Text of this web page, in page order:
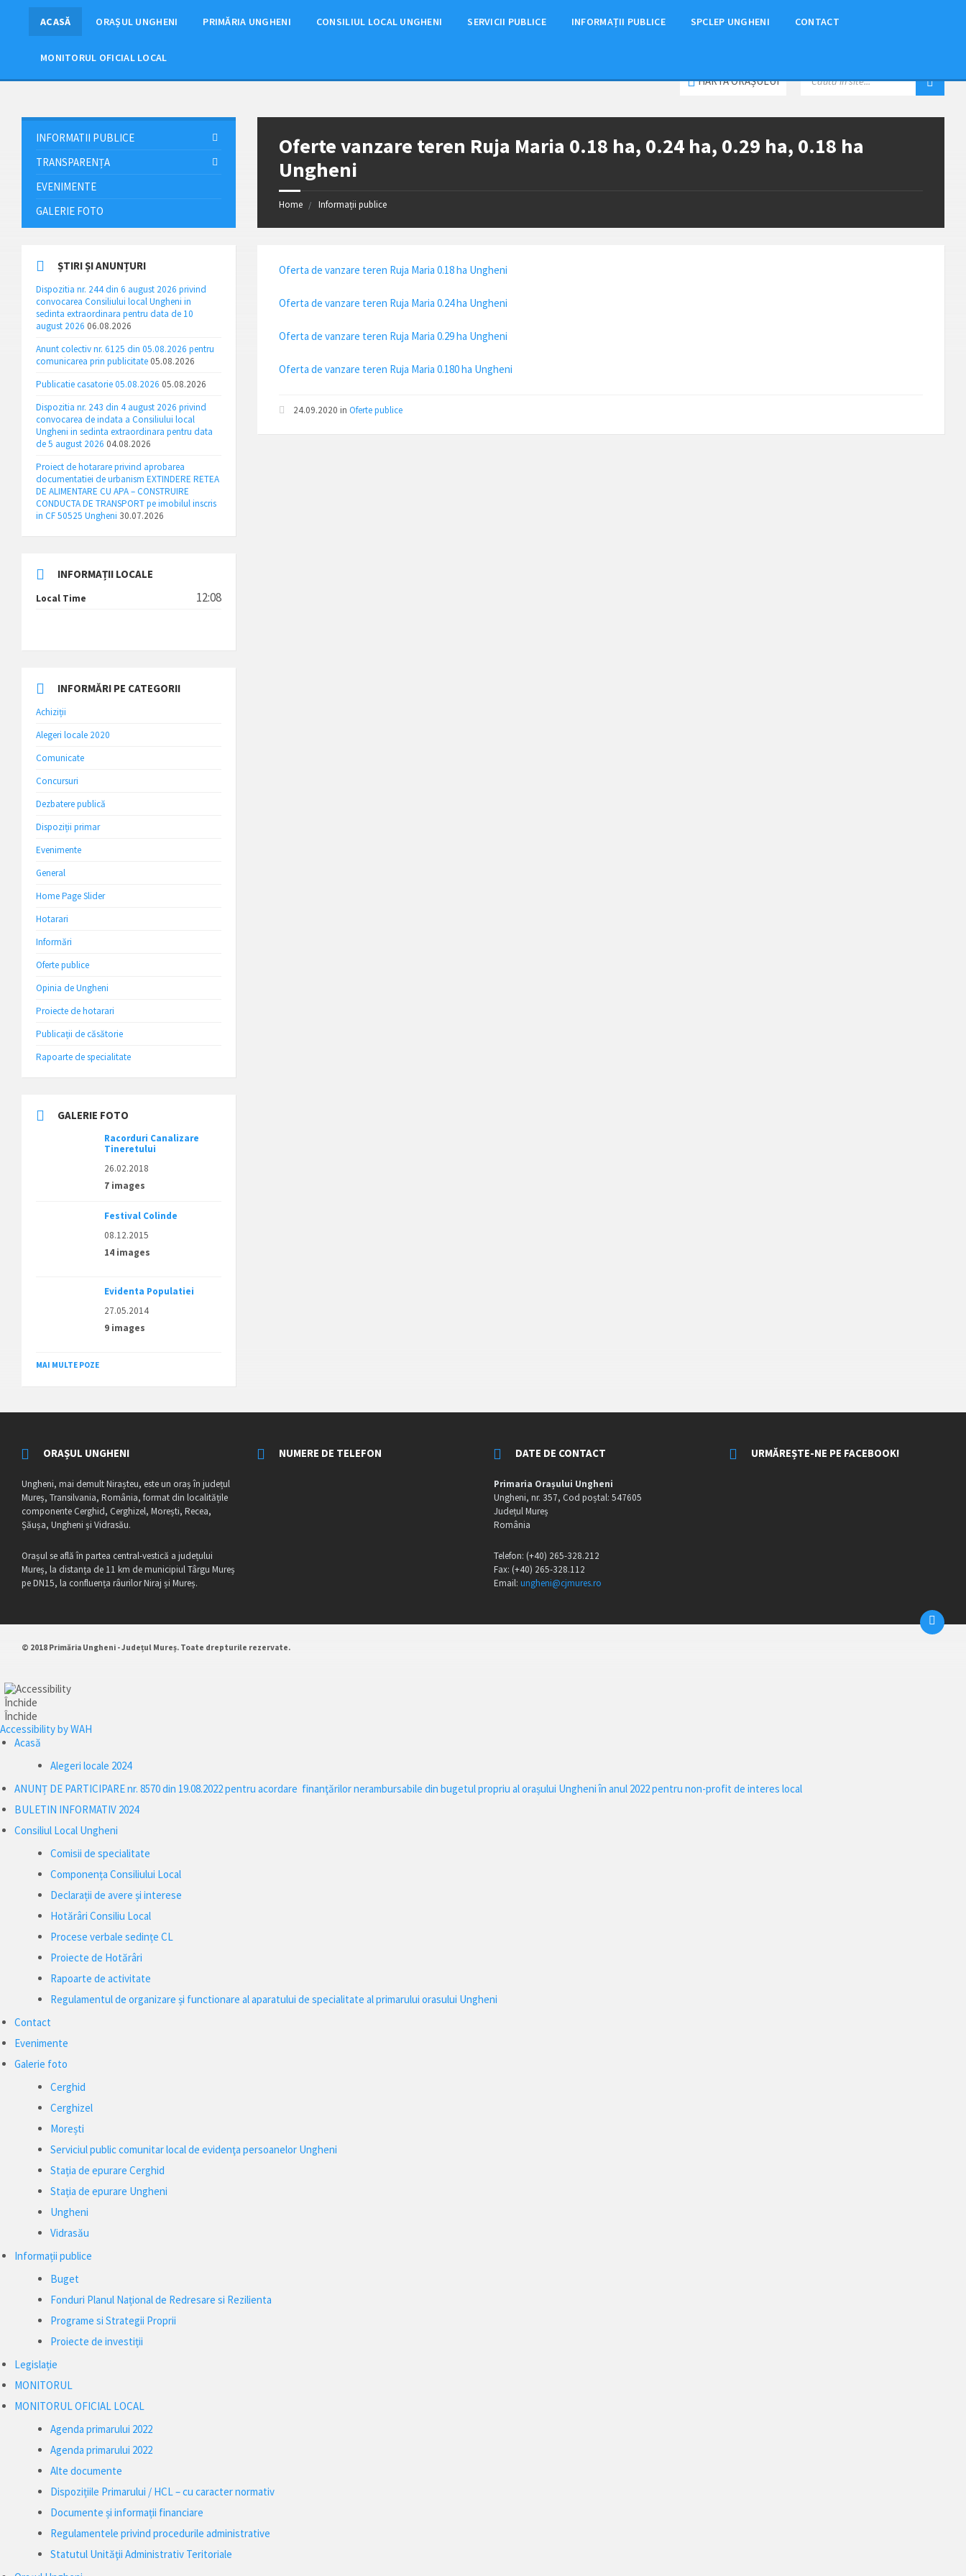
ACASĂ ORAȘUL UNGHENI PRIMĂRIA UNGHENI CONSILIUL LOCAL UNGHENI SERVICII PUBLICE INFORMAȚII PUBLICE SPCLEP UNGHENI CONTACT
MONITORUL OFICIAL LOCAL
HARTA ORAȘULUI
Oferte vanzare teren Ruja Maria 0.18 ha, 0.24 ha, 0.29 ha, 0.18 ha
Ungheni
Home Informații publice
Oferta de vanzare teren Ruja Maria 0.18 ha Ungheni
Oferta de vanzare teren Ruja Maria 0.24 ha Ungheni
Oferta de vanzare teren Ruja Maria 0.29 ha Ungheni
Oferta de vanzare teren Ruja Maria 0.180 ha Ungheni
24.09.2020inOferte publice
INFORMATII PUBLICE
TRANSPARENȚA
EVENIMENTE
GALERIE FOTO
ȘTIRI ȘI ANUNȚURI
Dispozitia nr. 244 din 6 august 2026 privind
convocarea Consiliului local Ungheni in
sedinta extraordinara pentru data de 10
august 2026 06.08.2026
Anunt colectiv nr. 6125 din 05.08.2026 pentru
comunicarea prin publicitate 05.08.2026
Publicatie casatorie 05.08.2026 05.08.2026
Dispozitia nr. 243 din 4 august 2026 privind
convocarea de indata a Consiliului local
Ungheni in sedinta extraordinara pentru data
de 5 august 2026 04.08.2026
Proiect de hotarare privind aprobarea
documentatiei de urbanism EXTINDERE RETEA
DE ALIMENTARE CU APA – CONSTRUIRE
CONDUCTA DE TRANSPORT pe imobilul inscris
in CF 50525 Ungheni 30.07.2026
INFORMAȚII LOCALE
Local Time 12:08
INFORMĂRI PE CATEGORII
Achiziții
Alegeri locale 2020
Comunicate
Concursuri
Dezbatere publică
Dispoziții primar
Evenimente
General
Home Page Slider
Hotarari
Informări
Oferte publice
Opinia de Ungheni
Proiecte de hotarari
Publicații de căsătorie
Rapoarte de specialitate
GALERIE FOTO
Racorduri Canalizare
Tineretului
26.02.2018
7 images
Festival Colinde
08.12.2015
14 images
Evidenta Populatiei
27.05.2014
9 images
MAI MULTE POZE
ORAȘUL UNGHENI
Ungheni, mai demult Nirașteu, este un oraș în județul
Mureș, Transilvania, România, format din localitățile
componente Cerghid, Cerghizel, Morești, Recea,
Șăușa, Ungheni și Vidrasău.
Orașul se află în partea central-vestică a județului
Mureș, la distanța de 11 km de municipiul Târgu Mureș
pe DN15, la confluența râurilor Niraj și Mureș.
NUMERE DE TELEFON DATE DE CONTACT
Primaria Orașului Ungheni
Ungheni, nr. 357, Cod poștal: 547605
Județul Mureș
România
Telefon: (+40) 265-328.212
Fax: (+40) 265-328.112
Email: ungheni@cjmures.ro
URMĂREȘTE-NE PE FACEBOOK!
© 2018 Primăria Ungheni - Județul Mureș. Toate drepturile rezervate.
Închide
Închide
Accessibility by WAH
Acasă
Alegeri locale 2024
ANUNȚ DE PARTICIPARE nr. 8570 din 19.08.2022 pentru acordare finanţărilor nerambursabile din bugetul propriu al orașului Ungheni în anul 2022 pentru non-profit de interes local
BULETIN INFORMATIV 2024
Consiliul Local Ungheni
Comisii de specialitate
Componența Consiliului Local
Declarații de avere și interese
Hotărâri Consiliu Local
Procese verbale sedințe CL
Proiecte de Hotărâri
Rapoarte de activitate
Regulamentul de organizare și functionare al aparatului de specialitate al primarului orasului Ungheni
Contact
Evenimente
Galerie foto
Cerghid
Cerghizel
Morești
Serviciul public comunitar local de evidenţa persoanelor Ungheni
Stația de epurare Cerghid
Stația de epurare Ungheni
Ungheni
Vidrasău
Informații publice
Buget
Fonduri Planul Național de Redresare si Rezilienta
Programe si Strategii Proprii
Proiecte de investiții
Legislație
MONITORUL
MONITORUL OFICIAL LOCAL
Agenda primarului 2022
Agenda primarului 2022
Alte documente
Dispozițiile Primarului / HCL – cu caracter normativ
Documente și informații financiare
Regulamentele privind procedurile administrative
Statutul Unităţii Administrativ Teritoriale